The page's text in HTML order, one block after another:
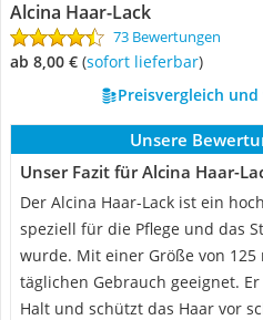
Alcina Haar-Lack
73 Bewertungen
ab 8,00 € ( Sofort lieferbar)
Preisvergleich
Unsere
Unser Fazit für Alcina Haar-
Der Alcina Haar-Lack ist ein
speziell für die Pflege und das
wurde. Mit einer Größe von
täglichen Gebrauch geeignet.
Halt und schützt das Haar vor